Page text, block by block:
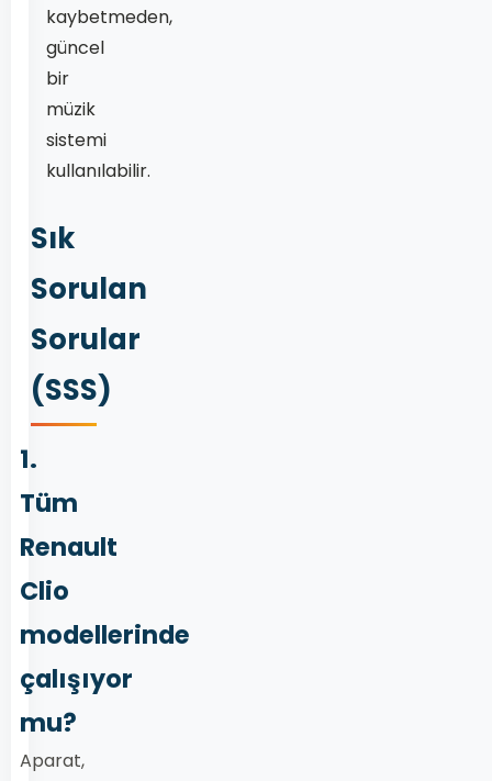
kaybetmeden,
güncel
bir
müzik
sistemi
kullanılabilir.
Sık
Sorulan
Sorular
(SSS)
1.
Tüm
Renault
Clio
modellerinde
çalışıyor
mu?
Aparat,